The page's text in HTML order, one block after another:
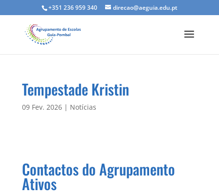
+351 236 959 340 direcao@aeguia.edu.pt
Tempestade Kristin
09 Fev. 2026| Notícias
Contactos do Agrupamento
Ativos